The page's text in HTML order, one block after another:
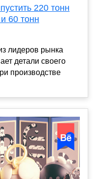
220 тонн
60 тонн
лидеров рынка
детали своего
производстве